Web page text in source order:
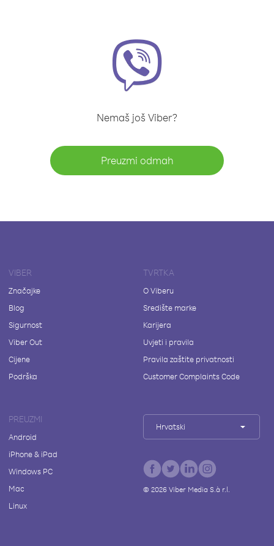
Nemaš još Viber?
Preuzmi odmah
VIBER
Značajke
Blog
Sigurnost
Viber Out
Cijene
Podrška
TVRTKA
O Viberu
Središte marke
Karijera
Uvjeti i pravila
Pravila zaštite privatnosti
Customer Complaints Code
PREUZMI
Android
iPhone & iPad
Windows PC
Mac
Linux
Hrvatski
© 2026Viber Media S.à r.l.